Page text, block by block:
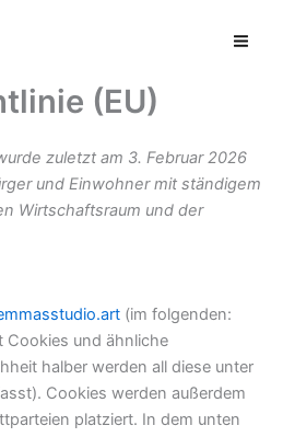
(EU)
zuletzt am 3. Februar 2026
und Einwohner mit ständigem
Wirtschaftsraum und der
(im folgenden:
Cookies und ähnliche
halber werden all diese unter
Cookies werden außerdem
platziert. In dem unten